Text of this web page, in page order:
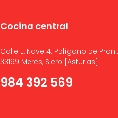
Cocina central
Calle E, Nave 4. Polígono de Proni.
33199 Meres, Siero [Asturias]
984 392 569